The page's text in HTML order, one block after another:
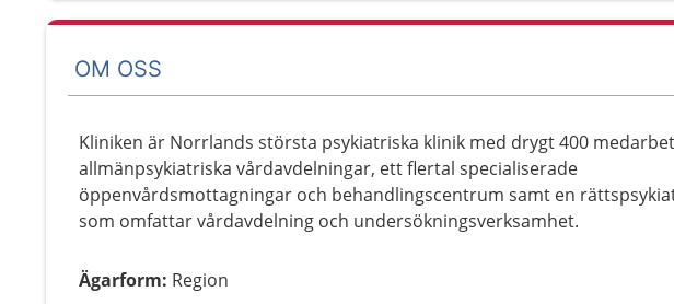
OM OSS
Kliniken är Norrlands största psykiatriska klinik med drygt 400
allmänpsykiatriska vårdavdelningar, ett flertal specialiserade
öppenvårdsmottagningar och behandlingscentrum samt en
som omfattar vårdavdelning och undersökningsverksamhet.
Ägarform: Region